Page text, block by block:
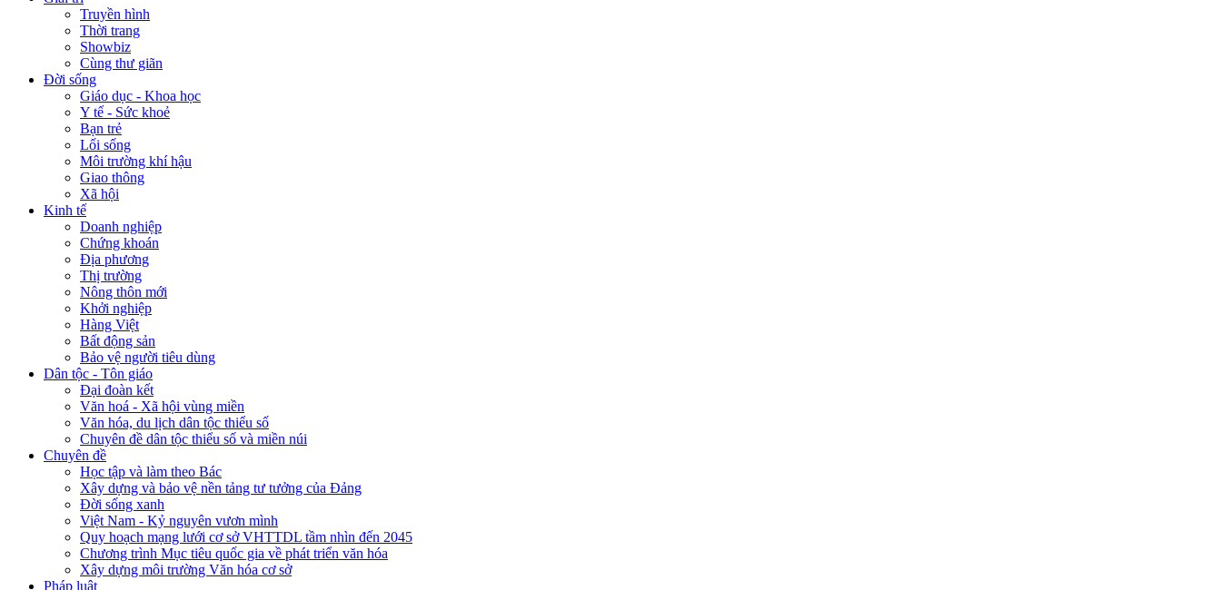
Truyền hình
Thời trang
Showbiz
Cùng thư giãn
Đời sống
Giáo dục - Khoa học
Y tế - Sức khoẻ
Bạn trẻ
Lối sống
Môi trường khí hậu
Giao thông
Xã hội
Kinh tế
Doanh nghiệp
Chứng khoán
Địa phương
Thị trường
Nông thôn mới
Khởi nghiệp
Hàng Việt
Bất động sản
Bảo vệ người tiêu dùng
Dân tộc - Tôn giáo
Đại đoàn kết
Văn hoá - Xã hội vùng miền
Văn hóa, du lịch dân tộc thiểu số
Chuyên đề dân tộc thiểu số và miền núi
Chuyên đề
Học tập và làm theo Bác
Xây dựng và bảo vệ nền tảng tư tưởng của Đảng
Đời sống xanh
Việt Nam - Kỷ nguyên vươn mình
Quy hoạch mạng lưới cơ sở VHTTDL tầm nhìn đến 2045
Chương trình Mục tiêu quốc gia về phát triển văn hóa
Xây dựng môi trường Văn hóa cơ sở
Pháp luật